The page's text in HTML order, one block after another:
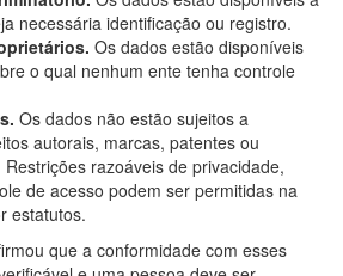
necessária identificação ou registro.
Os dados estão disponíveis
o qual nenhum ente tenha controle
Os dados não estão sujeitos a
autorais, marcas, patentes ou
razoáveis de privacidade,
de acesso podem ser permitidas na
estatutos.
que a conformidade com esses